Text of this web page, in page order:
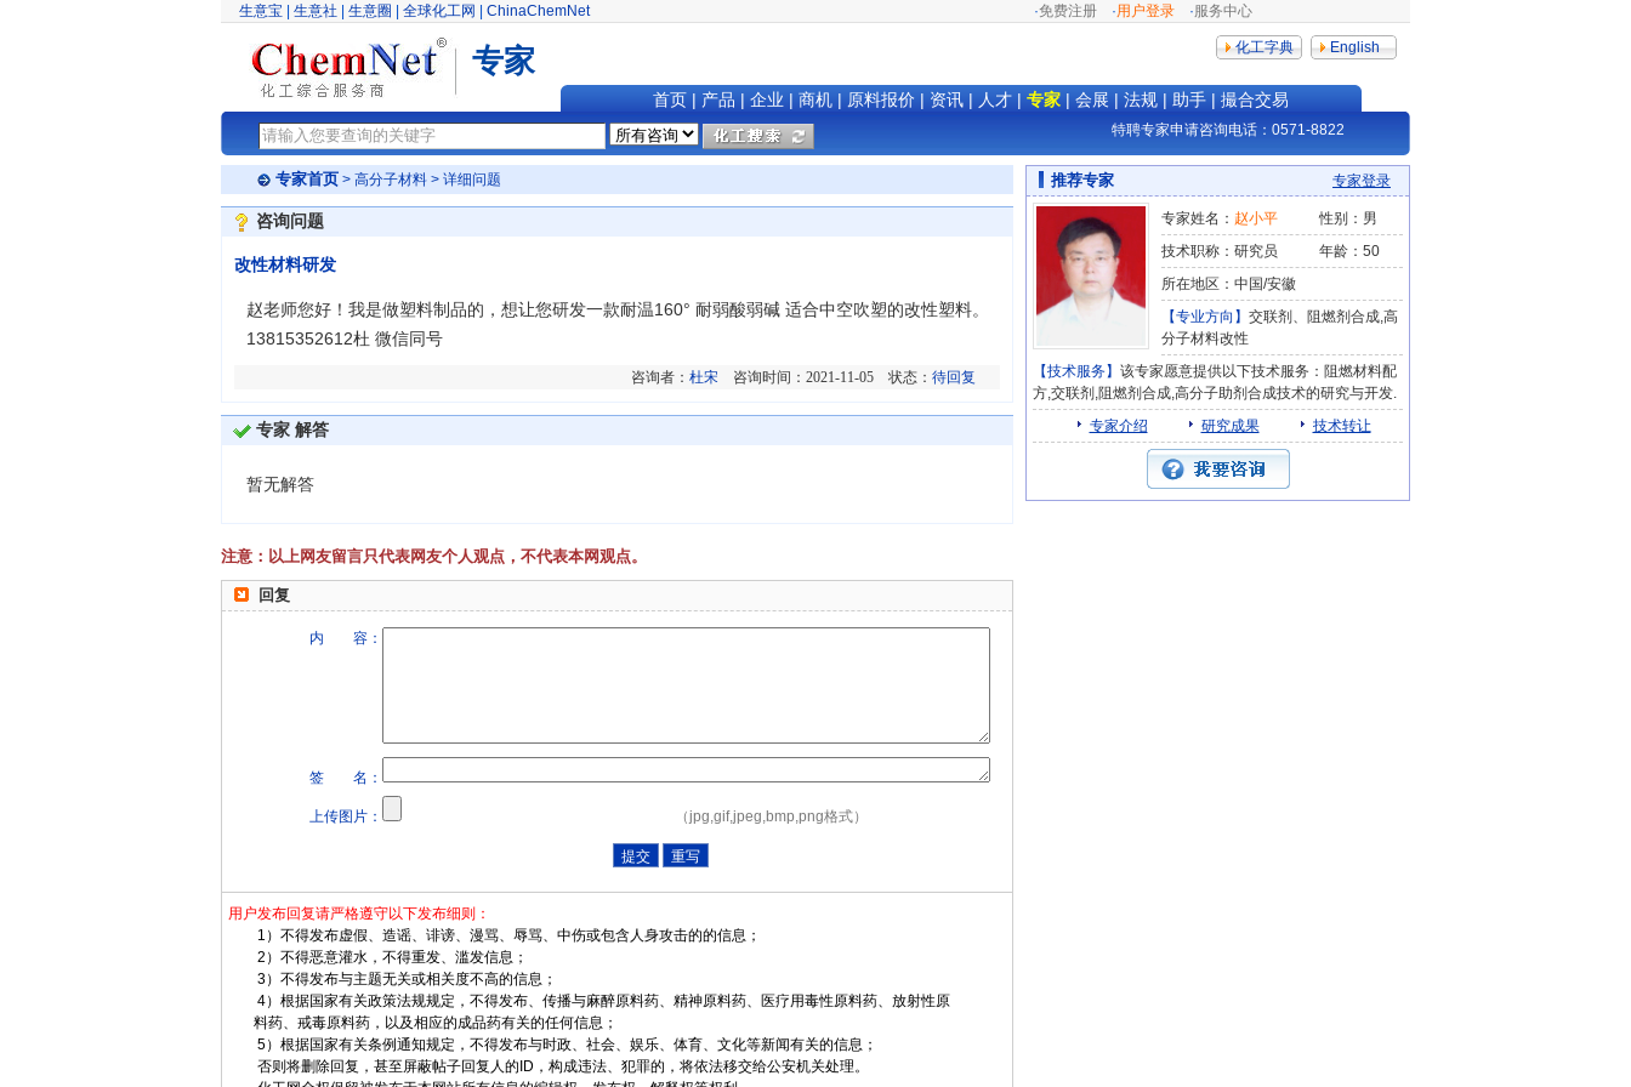
生意宝 生意社 生意圈 全球化工网 ChinaChemNet ·免费注册 ·用户登录 ·服务中心
专家 化工字典 English
首页| 产品 | 企业 | 商机| 原料报价| 资讯| 人才| 专家| 会展 | 法规| 助手| 撮合交易
特聘专家申请咨询电话：0571-88228404，邮箱：info@netsun.com
专家首页 > 高分子材料 > 详细问题
咨询问题
改性材料研发
赵老师您好！我是做塑料制品的，想让您研发一款耐温160° 耐弱酸弱碱 适合中空吹塑的改性塑料。
13815352612杜 微信同号
咨询者： 杜宋 咨询时间：2021-11-05 状态： 待回复
专家 解答
暂无解答
注意：以上网友留言只代表网友个人观点，不代表本网观点。
回复
内 容：
签 名：
上传图片： （jpg,gif,jpeg,bmp,png格式）
用户发布回复请严格遵守以下发布细则：
1）不得发布虚假、造谣、诽谤、漫骂、辱骂、中伤或包含人身攻击的的信息；
2）不得恶意灌水，不得重发、滥发信息；
3）不得发布与主题无关或相关度不高的信息；
4）根据国家有关政策法规规定，不得发布、传播与麻醉原料药、精神原料药、医疗用毒性原料药、放射性原
料药、戒毒原料药，以及相应的成品药有关的任何信息；
5）根据国家有关条例通知规定，不得发布与时政、社会、娱乐、体育、文化等新闻有关的信息；
否则将删除回复，甚至屏蔽帖子回复人的ID，构成违法、犯罪的，将依法移交给公安机关处理。
推荐专家 专家登录
专家姓名： 赵小平
性别：男
技术职称：研究员
年龄：50
所在地区：中国/安徽
【专业方向】 交联剂、阻燃剂合成,高
分子材料改性
【技术服务】 该专家愿意提供以下技术服务：阻燃材料配
方,交联剂,阻燃剂合成,高分子助剂合成技术的研究与开发.
专家介绍
研究成果 技术转让